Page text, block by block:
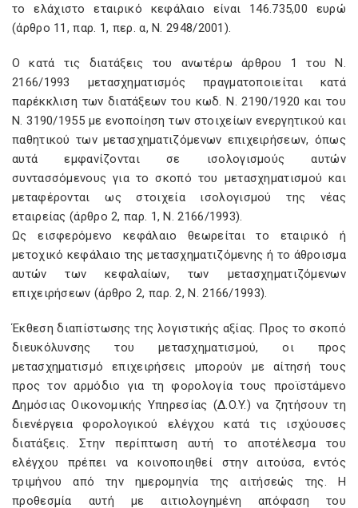
το ελάχιστο εταιρικό κεφάλαιο είναι 146.735,00 ευρώ
(άρθρο 11, παρ. 1, περ. α, N. 2948/2001).
O κατά τις διατάξεις του ανωτέρω άρθρου 1 του N.
2166/1993 μετασχηματισμός πραγματοποιείται κατά
παρέκκλιση των διατάξεων του κωδ. N. 2190/1920 και του
N. 3190/1955 με ενοποίηση των στοιχείων ενεργητικού και
παθητικού των μετασχηματιζόμενων επιχειρήσεων, όπως
αυτά εμφανίζονται σε ισολογισμούς αυτών
συντασσόμενους για το σκοπό του μετασχηματισμού και
μεταφέρονται ως στοιχεία ισολογισμού της νέας
εταιρείας (άρθρο 2, παρ. 1, N. 2166/1993).
Ως εισφερόμενο κεφάλαιο θεωρείται το εταιρικό ή
μετοχικό κεφάλαιο της μετασχηματιζόμενης ή το άθροισμα
αυτών των κεφαλαίων, των μετασχηματιζόμενων
επιχειρήσεων (άρθρο 2, παρ. 2, N. 2166/1993).
Έκθεση διαπίστωσης της λογιστικής αξίας. Προς το σκοπό
διευκόλυνσης του μετασχηματισμού, οι προς
μετασχηματισμό επιχειρήσεις μπορούν με αίτησή τους
προς τον αρμόδιο για τη φορολογία τους προϊστάμενο
Δημόσιας Oικονομικής Yπηρεσίας (Δ.O.Y.) να ζητήσουν τη
διενέργεια φορολογικού ελέγχου κατά τις ισχύουσες
διατάξεις. Στην περίπτωση αυτή το αποτέλεσμα του
ελέγχου πρέπει να κοινοποιηθεί στην αιτούσα, εντός
τριμήνου από την ημερομηνία της αιτήσεώς της. H
προθεσμία αυτή με αιτιολογημένη απόφαση του